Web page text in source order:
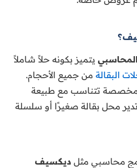
يتميز بكونه حلاً شاملاً
البقالة من جميع الأحجام.
تتناسب مع طبيعة
محل بقالة صغيرًا أو سلسلة
محاسبي مثل ديكسيف